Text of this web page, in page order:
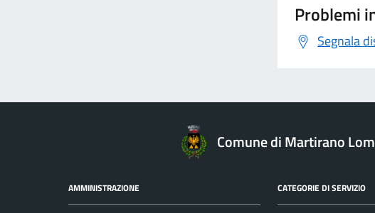
Problemi
Segnala
Comune di Martirano
AMMINISTRAZIONE CATEGORIE DI SERVIZIO